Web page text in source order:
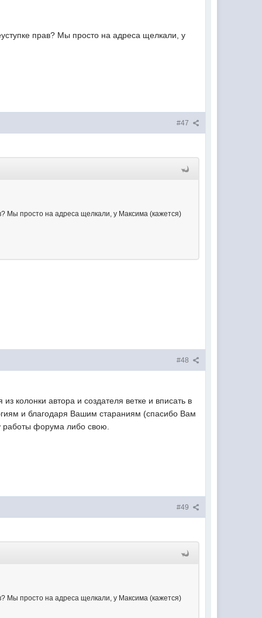
прав? Мы просто на адреса щелкали, у
#47
Мы просто на адреса щелкали, у Максима (кажется)
#48
колонки автора и создателя ветке и вписать в
и благодаря Вашим стараниям (спасибо Вам
работы форума либо свою.
#49
Мы просто на адреса щелкали, у Максима (кажется)